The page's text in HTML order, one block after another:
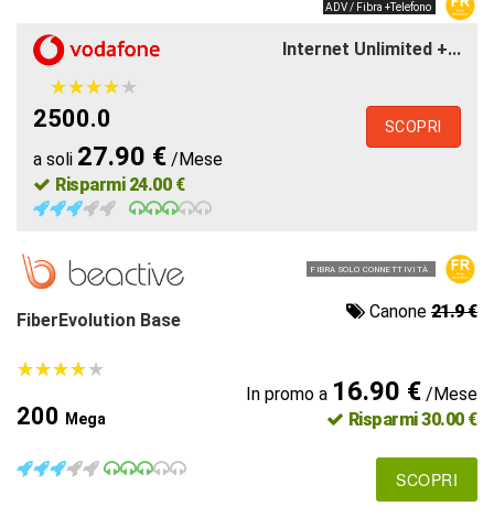
ADV / Fibra +Telefono
Internet Unlimited +...
★★★★★
★★★★★
2500.0
a soli 27.90 € /Mese
Risparmi 24.00 €
SCOPRI
FIBRA SOLO CONNETTIVITÀ
FiberEvolution Base Canone 21.9 €
★★★★★
★★★★★
200 Mega
In promo a 16.90 €/Mese
Risparmi 30.00 €
SCOPRI